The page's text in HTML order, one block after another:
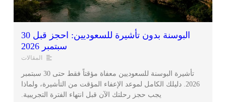
البوسنة بدون تأشيرة للسعوديين: احجز قبل 30
سبتمبر 2026
المقالات
تأشيرة البوسنة للسعوديين معفاة مؤقتاً فقط حتى 30 سبتمبر
2026. دليلك الكامل لموعد الإعفاء المؤقت من التأشيرة، ولماذا
يجب حجز رحلتك الآن قبل انتهاء الفترة التجريبية.